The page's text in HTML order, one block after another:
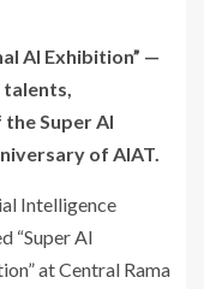
AI Exhibition” —
talents,
Super AI
of AIAT.
Intelligence
“Super AI
at Central Rama